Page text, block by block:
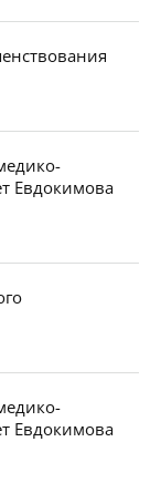
Евдокимова
Евдокимова